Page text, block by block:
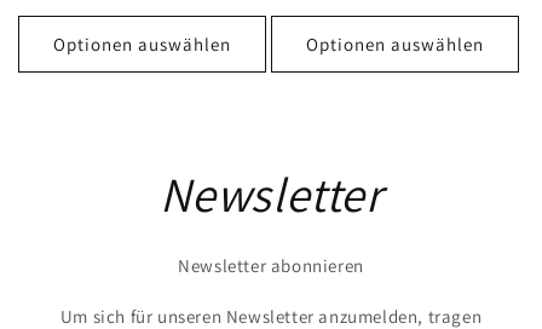
Preis
Optionen auswählen
Preis
Optionen auswählen
Newsletter
Newsletter abonnieren
Um sich für unseren Newsletter anzumelden, tragen